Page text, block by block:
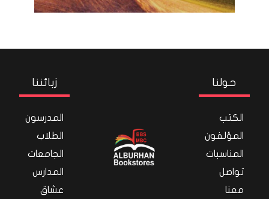
حولنا
الكتب
المؤلفون
المناسبات
تواصل
معنا
زبائننا
المدرسون
الطلاب
الجامعات
المدارس
عشاق